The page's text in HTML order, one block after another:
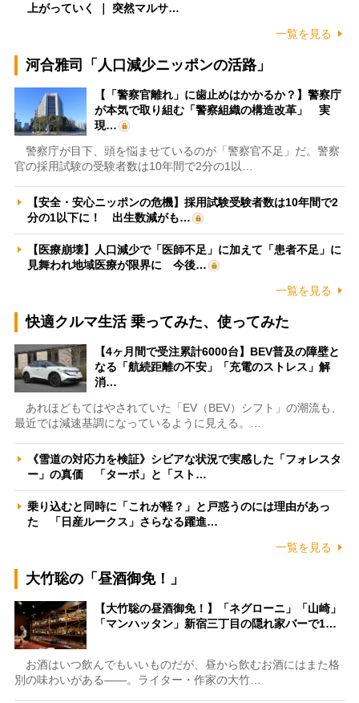
上がっていく ｜ 突然マルサ…
一覧を見る
河合雅司「人口減少ニッポンの活路」
【「警察官離れ」に歯止めはかかるか？】警察庁
が本気で取り組む「警察組織の構造改革」 実
現…
警察庁が目下、頭を悩ませているのが「警察官不足」だ。警察
官の採用試験の受験者数は10年間で2分の1以…
【安全・安心ニッポンの危機】採用試験受験者数は10年間で2
分の1以下に！ 出生数減がも…
【医療崩壊】人口減少で「医師不足」に加えて「患者不足」に
見舞われ地域医療が限界に 今後…
一覧を見る
快適クルマ生活 乗ってみた、使ってみた
【4ヶ月間で受注累計6000台】BEV普及の障壁と
なる「航続距離の不安」「充電のストレス」解
消…
あれほどもてはやされていた「EV（BEV）シフト」の潮流も、
最近では減速基調になっているように見える。…
《雪道の対応力を検証》シビアな状況で実感した「フォレスタ
ー」の真価 「ターボ」と「スト…
乗り込むと同時に「これが軽？」と戸惑うのには理由があっ
た 「日産ルークス」さらなる躍進…
一覧を見る
大竹聡の「昼酒御免！」
【大竹聡の昼酒御免！】「ネグローニ」「山崎」
「マンハッタン」新宿三丁目の隠れ家バーで1…
お酒はいつ飲んでもいいものだが、昼から飲むお酒にはまた格
別の味わいがある――。ライター・作家の大竹…